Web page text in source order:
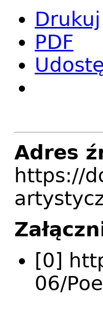
Drukuj
PDF
Adres
https://
[0]
06/